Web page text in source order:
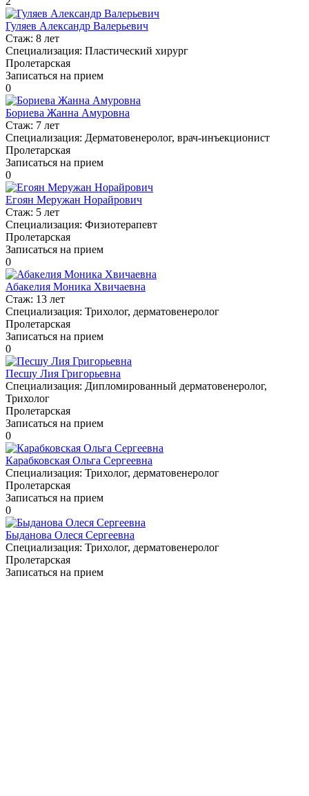
Гуляев Александр Валерьевич
Стаж: 8 лет
Специализация: Пластический хирург
Пролетарская
Записаться на прием
0
Бориева Жанна Амуровна
Стаж: 7 лет
Специализация: Дерматовенеролог, врач-инъекционист
Пролетарская
Записаться на прием
0
Егоян Меружан Норайрович
Стаж: 5 лет
Специализация: Физиотерапевт
Пролетарская
Записаться на прием
0
Абакелия Моника Хвичаевна
Стаж: 13 лет
Специализация: Трихолог, дерматовенеролог
Пролетарская
Записаться на прием
0
Песшу Лия Григорьевна
Специализация: Дипломированный дерматовенеролог,
Трихолог
Пролетарская
Записаться на прием
0
Карабковская Ольга Сергеевна
Специализация: Трихолог, дерматовенеролог
Пролетарская
Записаться на прием
0
Быданова Олеся Сергеевна
Специализация: Трихолог, дерматовенеролог
Пролетарская
Записаться на прием